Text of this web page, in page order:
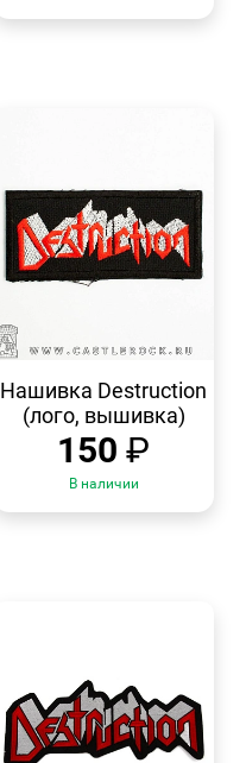
ПРОСМОТР
Нашивка Destruction
(лого, вышивка)
150 ₽
В наличии